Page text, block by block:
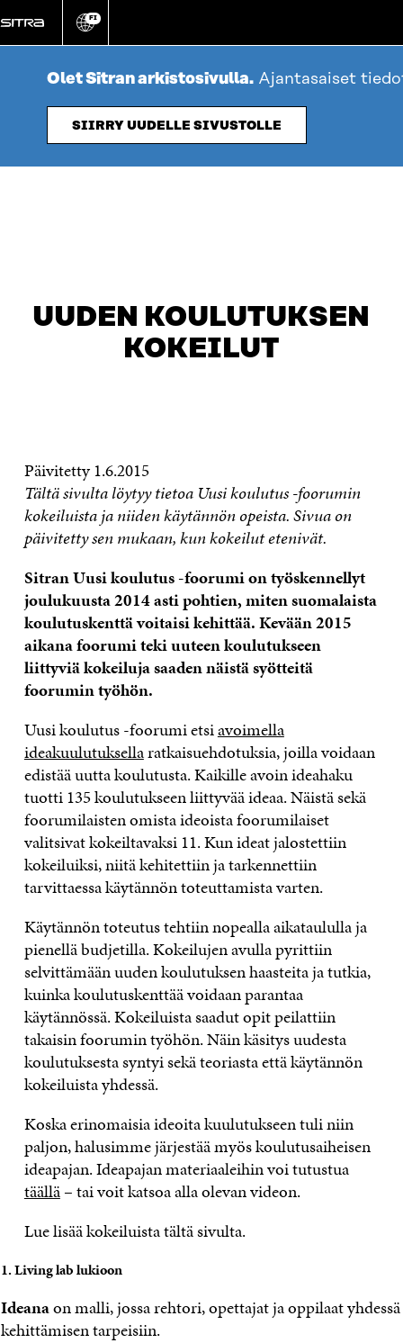
suoraan
sisältöön
Vaihda
kieli
FI
Olet Sitran arkistosivulla. Ajantasaiset
SIIRRY UUDELLE SIVUSTOLLE
UUDEN KOULUTUKSEN
KOKEILUT
Päivitetty 1.6.2015
Tältä sivulta löytyy tietoa Uusi koulutus -foorumin
kokeiluista ja niiden käytännön opeista. Sivua on
päivitetty sen mukaan, kun kokeilut etenivät.
Sitran Uusi koulutus -foorumi on työskennellyt
joulukuusta 2014 asti pohtien, miten suomalaista
koulutuskenttä voitaisi kehittää. Kevään 2015
aikana foorumi teki uuteen koulutukseen
liittyviä kokeiluja saaden näistä syötteitä
foorumin työhön.
Uusi koulutus -foorumi etsiavoimella
ideakuulutuksellaratkaisuehdotuksia, joilla voidaan
edistää uutta koulutusta. Kaikille avoin ideahaku
tuotti 135 koulutukseen liittyvää ideaa. Näistä sekä
foorumilaisten omista ideoista foorumilaiset
valitsivat kokeiltavaksi 11. Kun ideat jalostettiin
kokeiluiksi, niitä kehitettiin ja tarkennettiin
tarvittaessa käytännön toteuttamista varten.
Käytännön toteutus tehtiin nopealla aikataululla ja
pienellä budjetilla. Kokeilujen avulla pyrittiin
selvittämään uuden koulutuksen haasteita ja tutkia,
kuinka koulutuskenttää voidaan parantaa
käytännössä. Kokeiluista saadut opit peilattiin
takaisin foorumin työhön. Näin käsitys uudesta
koulutuksesta syntyi sekä teoriasta että käytännön
kokeiluista yhdessä.
Koska erinomaisia ideoita kuulutukseen tuli niin
paljon, halusimme järjestää myös koulutusaiheisen
ideapajan. Ideapajan materiaaleihin voi tutustua
täällä– tai voit katsoa alla olevan videon.
Lue lisää kokeiluista tältä sivulta.
1. Living lab lukioon
Ideanaon malli, jossa rehtori, opettajat ja oppilaat
kehittämisen tarpeisiin.